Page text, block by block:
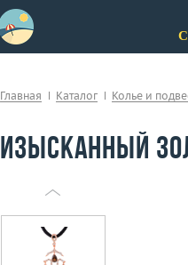
Главная Каталог Колье и
Изысканный